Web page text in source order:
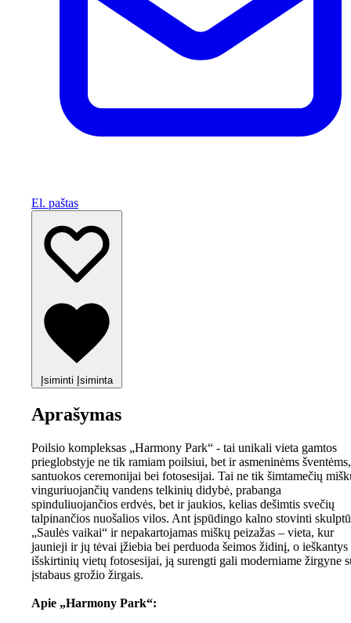
El. paštas
Įsiminti Įsiminta
Aprašymas
Poilsio kompleksas „Harmony Park“ - tai unikali vieta gamtos
prieglobstyje ne tik ramiam poilsiui, bet ir asmeninėms šventėms,
santuokos ceremonijai bei fotosesijai. Tai ne tik šimtamečių
vinguriuojančių vandens telkinių didybė, prabanga
spinduliuojančios erdvės, bet ir jaukios, kelias dešimtis svečių
talpinančios nuošalios vilos. Ant įspūdingo kalno stovinti
„Saulės vaikai“ ir nepakartojamas miškų peizažas – vieta, kur
jaunieji ir jų tėvai įžiebia bei perduoda šeimos židinį, o ieškantys
išskirtinių vietų fotosesijai, ją surengti gali moderniame žirgyne
įstabaus grožio žirgais.
Apie „Harmony Park“: